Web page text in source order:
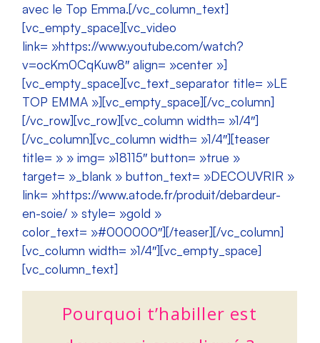
avec le Top Emma.[/vc_column_text]
[vc_empty_space][vc_video
link= »https://www.youtube.com/watch?
v=ocKm0CqKuw8″ align= »center »]
[vc_empty_space][vc_text_separator title= »LE
TOP EMMA »][vc_empty_space][/vc_column]
[/vc_row][vc_row][vc_column width= »1/4″]
[/vc_column][vc_column width= »1/4″][teaser
title= » » img= »18115″ button= »true »
target= »_blank » button_text= »DECOUVRIR »
link= »https://www.atode.fr/produit/debardeur-
en-soie/ » style= »gold »
color_text= »#000000″][/teaser][/vc_column]
[vc_column width= »1/4″][vc_empty_space]
[vc_column_text]